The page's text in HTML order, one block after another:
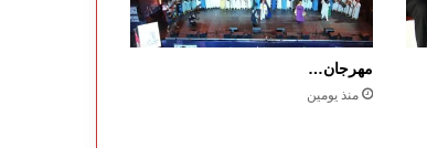
مهرجان…
منذ يومين